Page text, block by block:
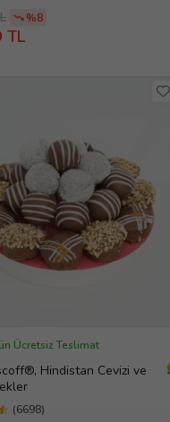
%8
TL
Ücretsiz Teslimat
Hindistan Cevizi ve
(6698)